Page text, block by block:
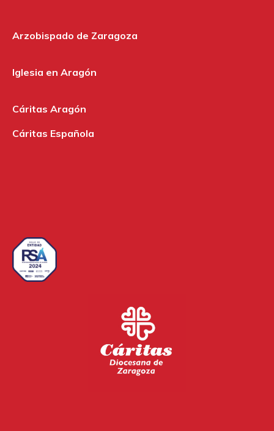
Arzobispado de Zaragoza
Iglesia en Aragón
Cáritas Aragón
Cáritas Española